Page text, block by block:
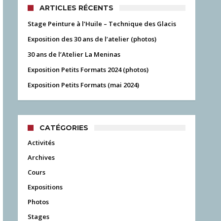
ARTICLES RÉCENTS
Stage Peinture à l’Huile – Technique des Glacis
Exposition des 30 ans de l’atelier (photos)
30 ans de l’Atelier La Meninas
Exposition Petits Formats 2024 (photos)
Exposition Petits Formats (mai 2024)
CATÉGORIES
Activités
Archives
Cours
Expositions
Photos
Stages